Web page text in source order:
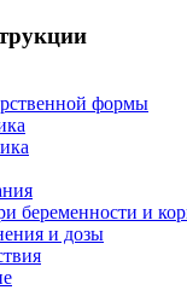
формы
беременности и
и дозы